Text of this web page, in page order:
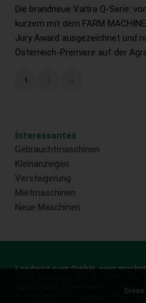
Die brandneue Valtra Q-Serie: vor
kurzem mit dem FARM
Jury Award ausgezeichnet und
Österreich-Premiere auf der
1
Interessantes
Gebrauchtmaschinen
Kleinanzeigen
Versteigerung
Mietmaschinen
Neue Maschinen
Landwirt.com GmbH, your
Alle Angaben ohne Gewähr –